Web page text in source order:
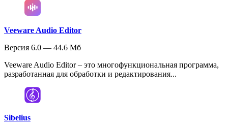
Veeware Audio Editor
Версия 6.0 — 44.6 Мб
Veeware Audio Editor – это многофункциональная программа,
разработанная для обработки и редактирования...
Sibelius